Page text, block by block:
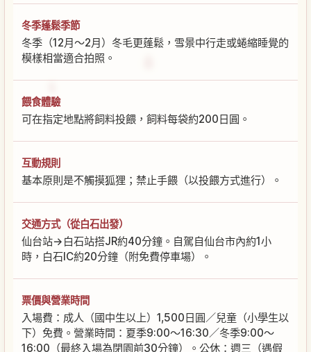
冬季蓬鬆季節
冬季（12月～2月）冬毛更蓬鬆，雪景中行走或蜷縮睡覺的
模樣相當適合拍照。
餵食體驗
可在指定地點將飼料投餵，飼料每袋約200日圓。
互動規則
基本原則是不觸摸狐狸；禁止手餵（以投餵方式進行）。
交通方式（從白石出發）
仙台站→白石站搭JR約40分鐘。自駕自仙台市內約1小
時，白石IC約20分鐘（附免費停車場）。
票價與營業時間
入場費：成人（國中生以上）1,500日圓／兒童（小學生以
下）免費。營業時間：夏季9:00～16:30／冬季9:00～
16:00（最終入場為閉園前30分鐘）。公休：週三（遇假